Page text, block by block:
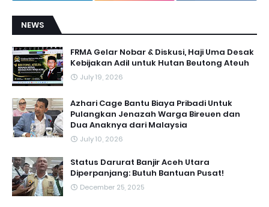
NEWS
FRMA Gelar Nobar & Diskusi, Haji Uma Desak
Kebijakan Adil untuk Hutan Beutong Ateuh
July 19, 2026
Azhari Cage Bantu Biaya Pribadi Untuk
Pulangkan Jenazah Warga Bireuen dan
Dua Anaknya dari Malaysia
July 10, 2026
Status Darurat Banjir Aceh Utara
Diperpanjang: Butuh Bantuan Pusat!
December 25, 2025